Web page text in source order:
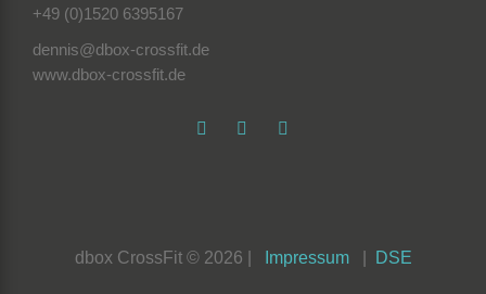
+49 (0)1520 6395167
dennis@dbox-crossfit.de
www.dbox-crossfit.de
dbox CrossFit © 2026 | Impressum| DSE